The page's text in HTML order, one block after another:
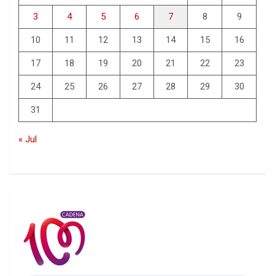
3 4 5 6 7 8 9
10 11 12 13 14 15 16
17 18 19 20 21 22 23
24 25 26 27 28 29 30
31
« Jul